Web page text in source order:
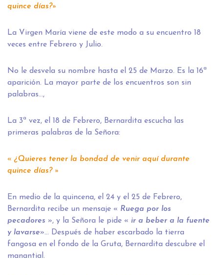
quince días?»
La Virgen María viene de este modo a su encuentro 18
veces entre Febrero y Julio.
No le desvela su nombre hasta el 25 de Marzo. Es la 16ª
aparición. La mayor parte de los encuentros son sin
palabras…,
La 3ª vez, el 18 de Febrero, Bernardita escucha las
primeras palabras de la Señora:
« ¿Quieres tener la bondad de venir aquí durante
quince días? »
En medio de la quincena, el 24 y el 25 de Febrero,
Bernardita recibe un mensaje « Ruega por los
pecadores », y la Señora le pide « ir a beber a la fuente
y lavarse»… Después de haber escarbado la tierra
fangosa en el fondo de la Gruta, Bernardita descubre el
manantial.